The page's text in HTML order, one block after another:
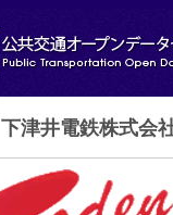
下津井電鉄株式会